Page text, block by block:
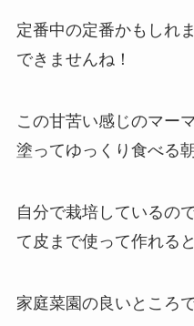
定番中の定番かもしれ
できませんね！
この甘苦い感じのマー
塗ってゆっくり食べる
自分で栽培しているの
て皮まで使って作れる
家庭菜園の良いところで